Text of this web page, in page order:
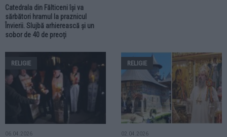
Catedrala din Fălticeni își va
sărbători hramul la praznicul
Învierii. Slujbă arhierească și un
sobor de 40 de preoți
RELIGIE
06.04.2026
RELIGIE
02.04.2026